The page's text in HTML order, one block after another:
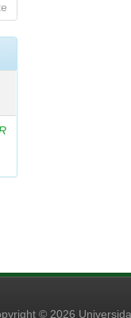
© 2026